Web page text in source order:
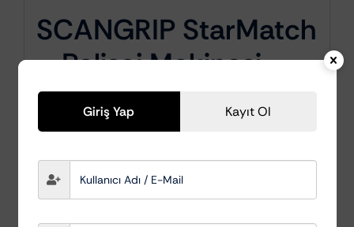
SCANGRIP StarMatch
– Polisaj Makinesi
Üzerine Monte
Edilebilen 180° LED
Detay Aydınlatma
10.219,87
Giriş Yap Kayıt Ol